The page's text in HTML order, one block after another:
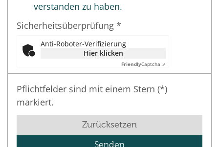
verstanden zu haben.
Sicherheitsüberprüfung *
Anti-Roboter-Verifizierung
Hier klicken
FriendlyCaptcha ⇗
Pflichtfelder sind mit einem Stern (*)
markiert.
Zurücksetzen